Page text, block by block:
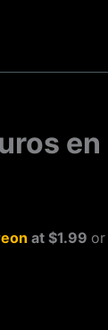
at $1.99